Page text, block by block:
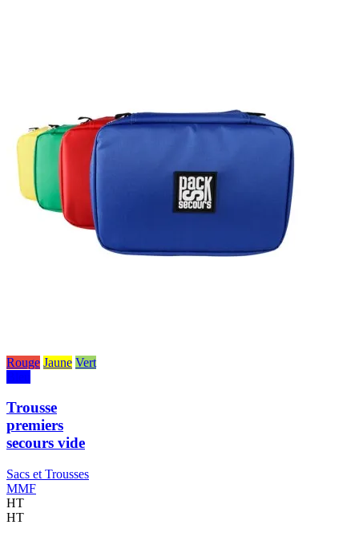
Rouge Jaune Vert
Trousse
premiers
secours vide
Sacs et Trousses
MMF
HT
HT